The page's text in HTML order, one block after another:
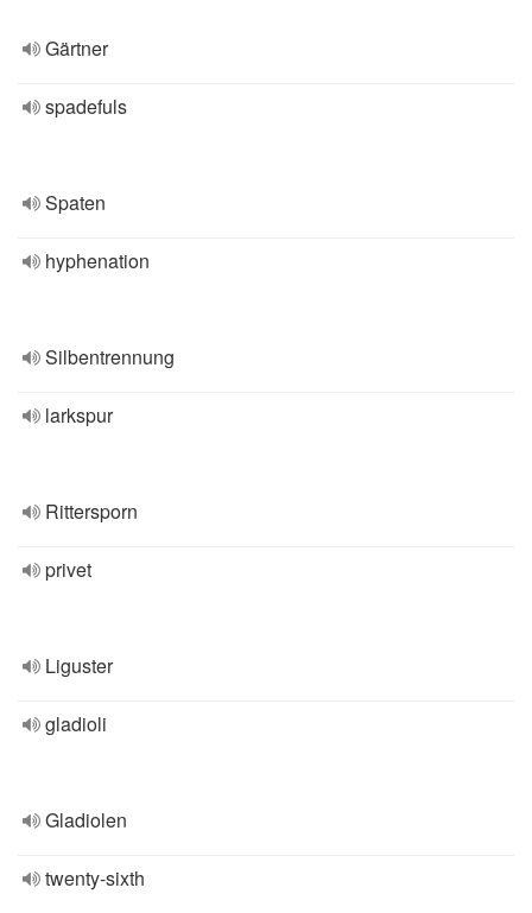
Gärtner
spadefuls
Spaten
hyphenation
Silbentrennung
larkspur
Rittersporn
privet
Liguster
gladioli
Gladiolen
twenty-sixth